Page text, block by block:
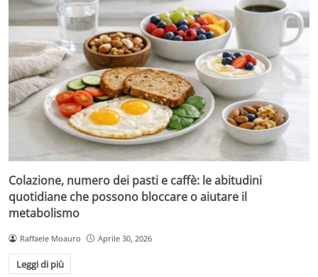
Colazione, numero dei pasti e caffè: le abitudini
quotidiane che possono bloccare o aiutare il
metabolismo
Raffaele Moauro Aprile 30, 2026
Leggi di più